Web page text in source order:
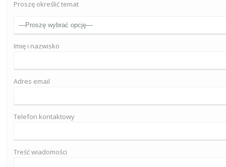
Proszę określić temat
Imię i nazwisko
Adres email
Telefon kontaktowy
Treść wiadomości